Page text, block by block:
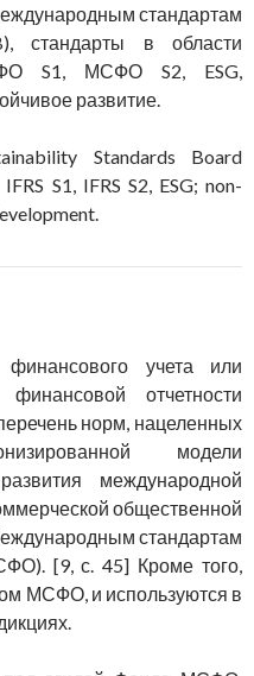
стандартам
стандарты в области
S1, МСФО S2, ESG,
развитие.
Standards Board
S1, IFRS S2, ESG; non-
учета или
отчетности
норм, нацеленных
модели
международной
общественной
стандартам
[9, с. 45] Кроме того,
МСФО, и используются в